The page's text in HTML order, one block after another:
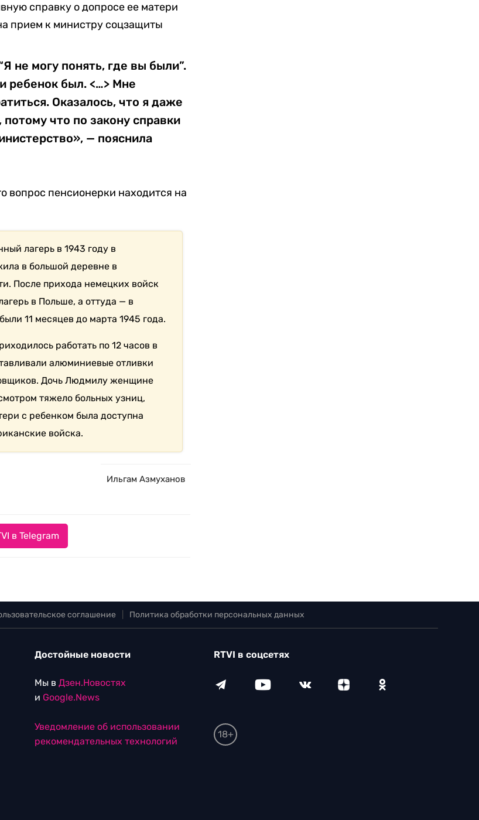
справку о допросе ее матери
прием к министру соцзащиты
не могу понять, где вы были”.
ребенок был. <…> Мне
Оказалось, что я даже
что по закону справки
— пояснила
вопрос пенсионерки находится на
лагерь в 1943 году в
в большой деревне в
После прихода немецких войск
в Польше, а оттуда — в
11 месяцев до марта 1945 года.
работать по 12 часов в
алюминиевые отливки
Дочь Людмилу женщине
тяжело больных узниц,
с ребенком была доступна
войска.
Ильгам Азмуханов
в Telegram
соглашение Политика обработки персональных данных
Достойные новости
Мы в Дзен.Новостях
и Google.News
Уведомление об использовании
рекомендательных технологий
RTVI в соцсетях
18+